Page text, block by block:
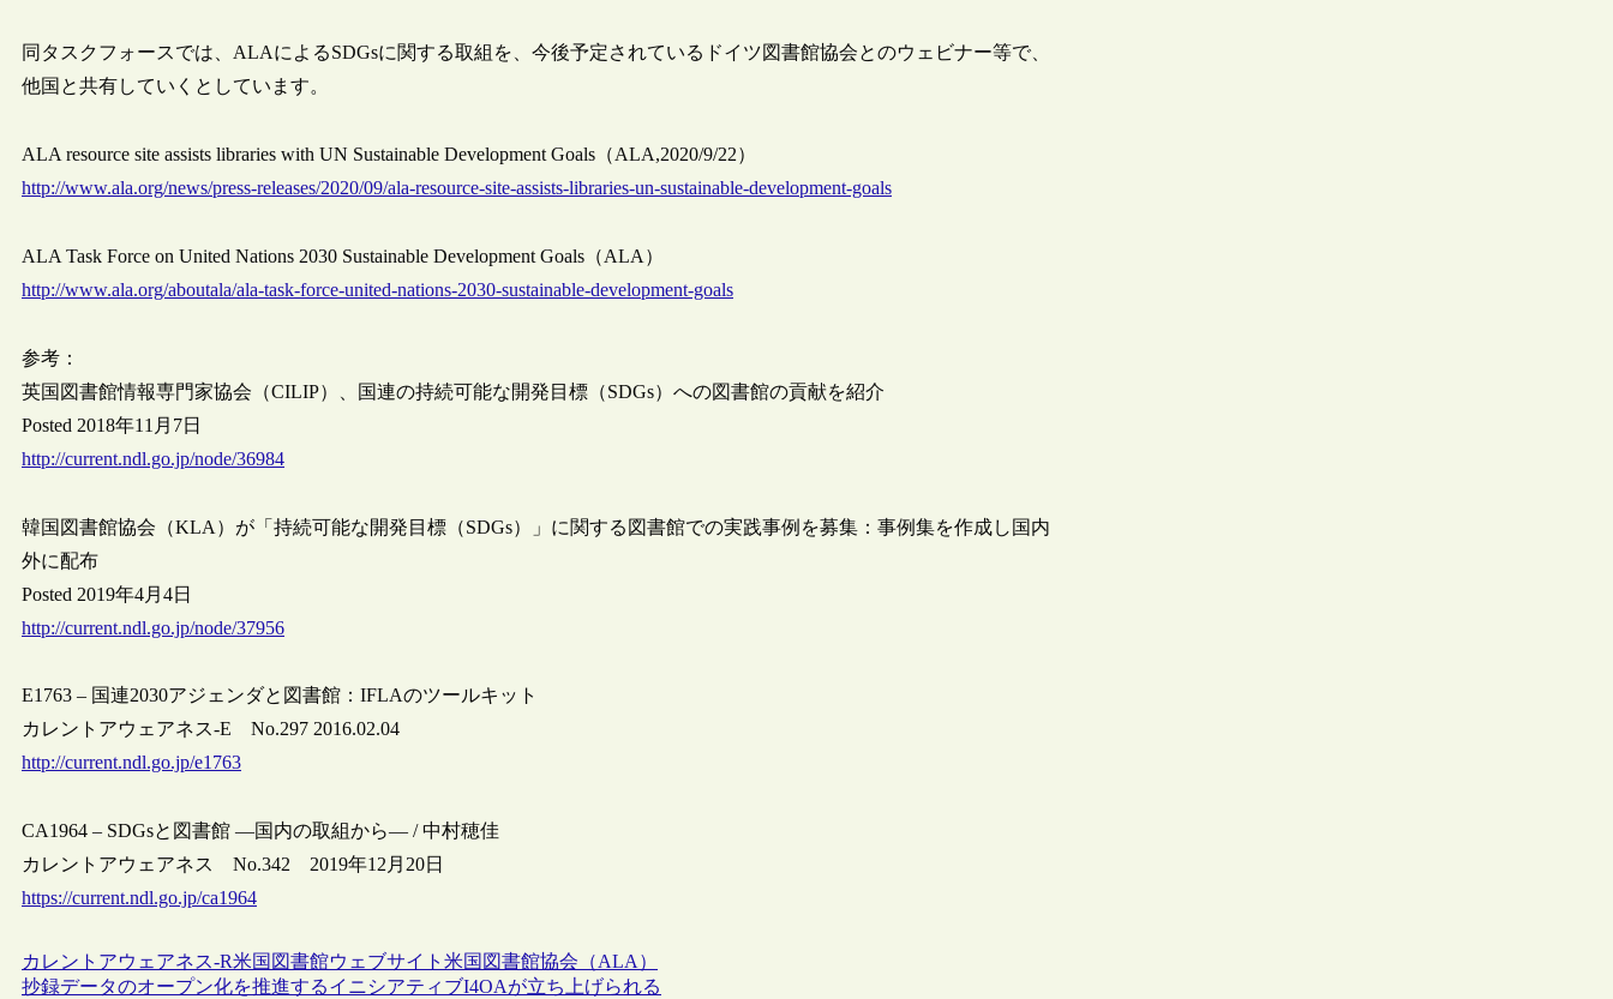
同タスクフォースでは、ALAによるSDGsに関する取組を、今後予定されているドイツ図書館協会とのウェビナー等で、
他国と共有していくとしています。
ALA resource site assists libraries with UN Sustainable Development Goals（ALA,2020/9/22）
http://www.ala.org/news/press-releases/2020/09/ala-resource-site-assists-libraries-un-sustainable-development-goals
ALA Task Force on United Nations 2030 Sustainable Development Goals（ALA）
http://www.ala.org/aboutala/ala-task-force-united-nations-2030-sustainable-development-goals
参考：
英国図書館情報専門家協会（CILIP）、国連の持続可能な開発目標（SDGs）への図書館の貢献を紹介
Posted 2018年11月7日
http://current.ndl.go.jp/node/36984
韓国図書館協会（KLA）が「持続可能な開発目標（SDGs）」に関する図書館での実践事例を募集：事例集を作成し国内
外に配布
Posted 2019年4月4日
http://current.ndl.go.jp/node/37956
E1763 – 国連2030アジェンダと図書館：IFLAのツールキット
カレントアウェアネス-E No.297 2016.02.04
http://current.ndl.go.jp/e1763
CA1964 – SDGsと図書館 ―国内の取組から― / 中村穂佳
カレントアウェアネス No.342 2019年12月20日
https://current.ndl.go.jp/ca1964
カレントアウェアネス-R米国 図書館ウェブサイト 米国図書館協会（ALA）
抄録データのオープン化を推進するイニシアティブI4OAが立ち上げられる